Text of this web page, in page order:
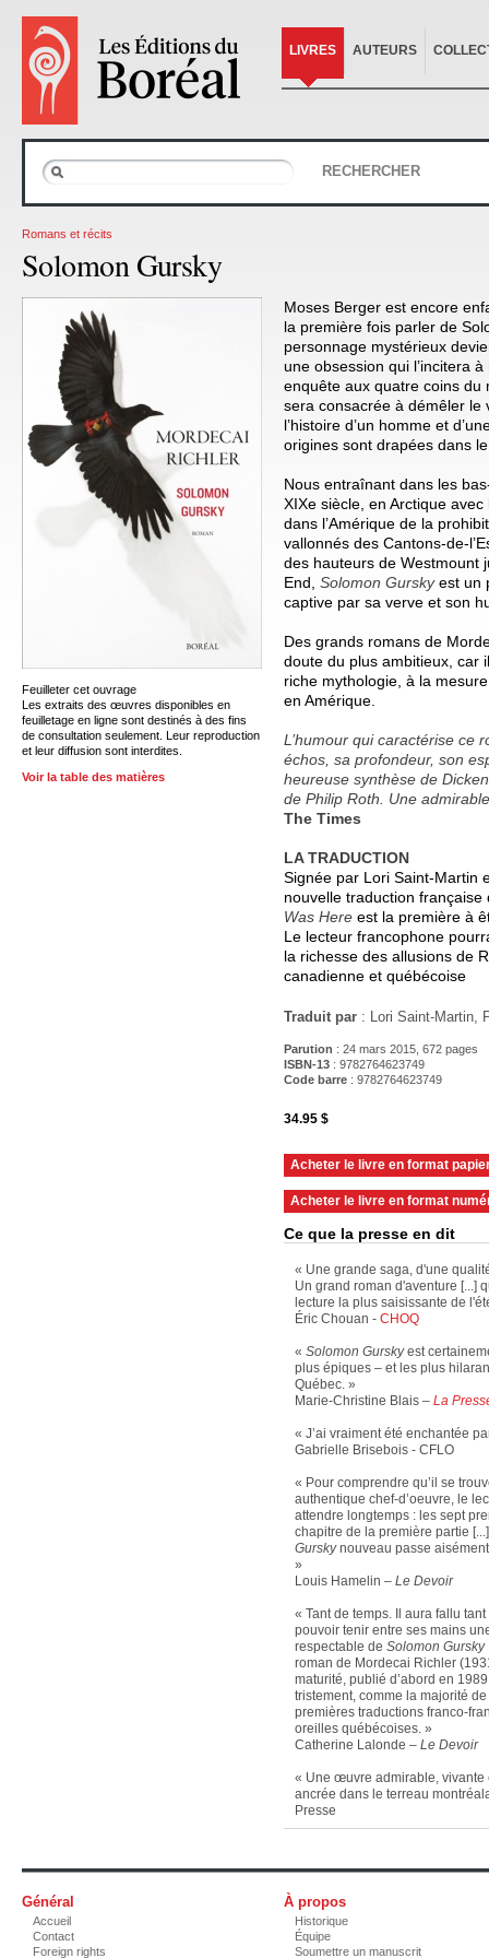
LIVRES AUTEURS
RECHERCHER
Romans et récits
Solomon Gursky
Feuilleter cet ouvrage
Les extraits des œuvres disponibles en
feuilletage en ligne sont destinés à des fins
de consultation seulement. Leur reproduction
et leur diffusion sont interdites.
Voir la table des matières
Moses Berger est encore
la première fois parler de
personnage mystérieux
une obsession qui l’incitera
enquête aux quatre coins du
sera consacrée à démêler le
l’histoire d’un homme et
origines sont drapées dans
Nous entraînant dans les
XIXe siècle, en Arctique avec
dans l’Amérique de la
vallonnés des Cantons-de-
des hauteurs de Westmount
End, Solomon Gurskyest un
captive par sa verve et son
Des grands romans de
doute du plus ambitieux, car
riche mythologie, à la
en Amérique.
L’humour qui caractérise ce
échos, sa profondeur, son
heureuse synthèse de
de Philip Roth. Une
The Times
LA TRADUCTION
Signée par Lori Saint-Martin
nouvelle traduction
Was Here est la première à
Le lecteur francophone
la richesse des allusions de
canadienne et québécoise
Traduit par : Lori Saint-Martin,
Parution : 24 mars 2015, 672 pages
ISBN-13 : 9782764623749
Code barre : 9782764623749
34.95 $
Acheter le livre en format
Acheter le livre en format
Ce que la presse en dit
« Une grande saga, d'une
Un grand roman d'aventure [...]
lecture la plus saisissante de
Éric Chouan - CHOQ
« Solomon Gurskyest
plus épiques – et les plus
Québec. »
Marie-Christine Blais – La
« J’ai vraiment été enchantée
Gabrielle Brisebois - CFLO
« Pour comprendre qu’il se
authentique chef-d’oeuvre, le
attendre longtemps : les sept
chapitre de la première partie
Gurskynouveau passe
»
Louis Hamelin – Le Devoir
« Tant de temps. Il aura fallu
pouvoir tenir entre ses mains
respectable de Solomon
roman de Mordecai Richler
maturité, publié d’abord en
tristement, comme la majorité
premières traductions franco-
oreilles québécoises. »
Catherine Lalonde – Le Devoir
« Une œuvre admirable, vivante
ancrée dans le terreau
Presse
Général
Accueil
Contact
Foreign rights
À propos
Historique
Équipe
Soumettre un manuscrit